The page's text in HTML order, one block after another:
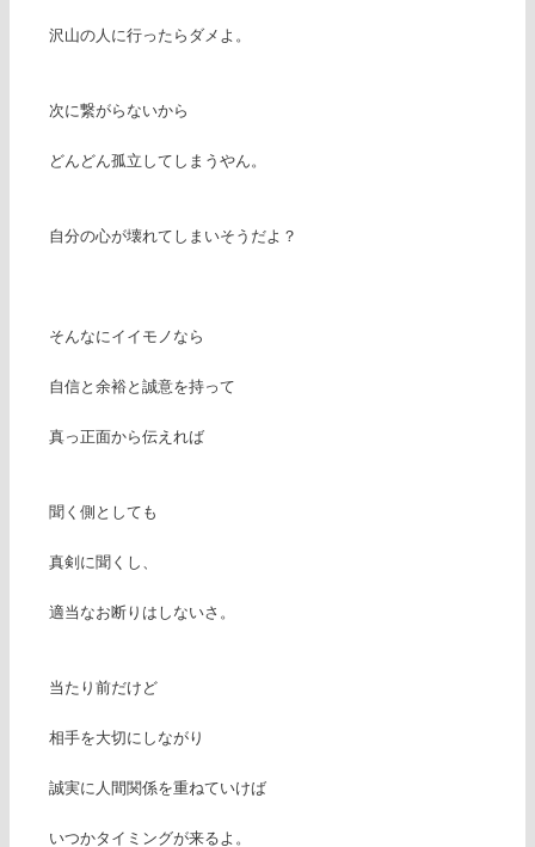
沢山の人に行ったらダメよ。
次に繋がらないから
どんどん孤立してしまうやん。
自分の心が壊れてしまいそうだよ？
そんなにイイモノなら
自信と余裕と誠意を持って
真っ正面から伝えれば
聞く側としても
真剣に聞くし、
適当なお断りはしないさ。
当たり前だけど
相手を大切にしながり
誠実に人間関係を重ねていけば
いつかタイミングが来るよ。